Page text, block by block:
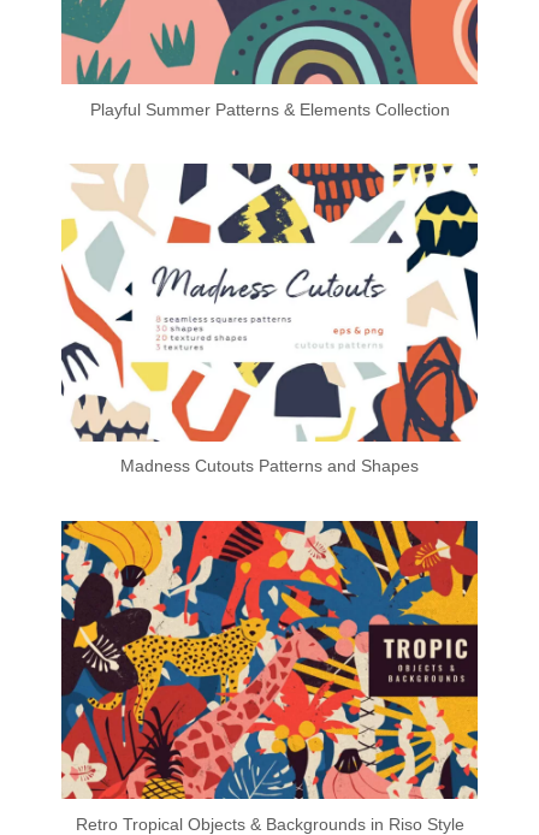
Playful Summer Patterns & Elements Collection
Madness Cutouts Patterns and Shapes
Retro Tropical Objects & Backgrounds in Riso Style